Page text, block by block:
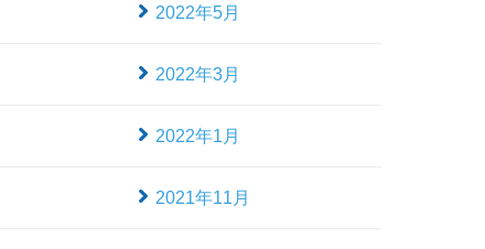
2022年5月
2022年3月
2022年1月
2021年11月